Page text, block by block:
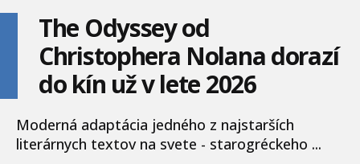
The Odyssey od
Christophera Nolana dorazí
do kín už v lete 2026
Moderná adaptácia jedného z najstarších
literárnych textov na svete - starogréckeho ...